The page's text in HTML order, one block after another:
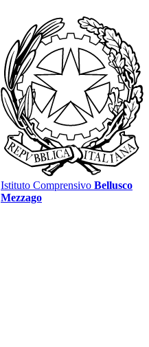
Istituto Comprensivo Bellusco
Mezzago